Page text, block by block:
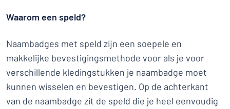
Waarom een speld?
Naambadges met speld zijn een soepele en
makkelijke bevestigingsmethode voor als je voor
verschillende kledingstukken je naambadge moet
kunnen wisselen en bevestigen. Op de achterkant
van de naambadge zit de speld die je heel eenvoudig